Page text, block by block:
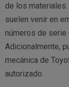
de los
suelen venir en
números de serie
Adicionalmente,
mecánica de
autorizado.